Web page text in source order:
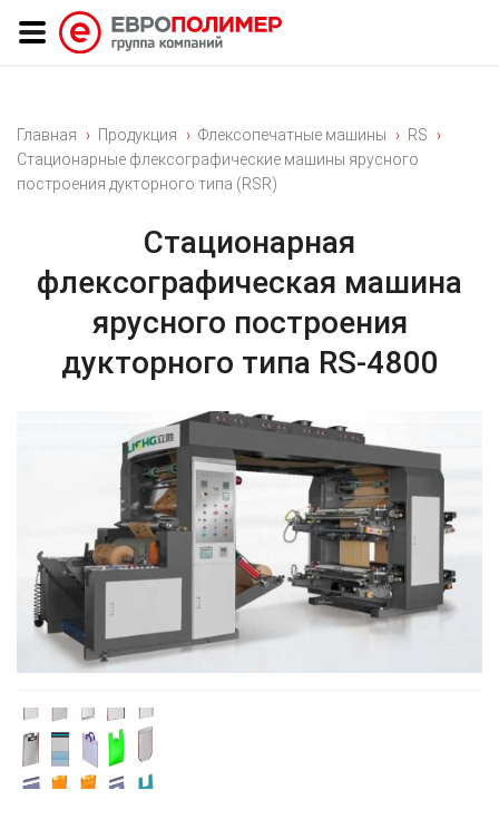
Главная Продукция Флексопечатные машины
RS
Стационарные флексографические машины ярусного
построения дукторного типа (RSR)
Стационарная
флексографическая машина
ярусного построения
дукторного типа RS-4800